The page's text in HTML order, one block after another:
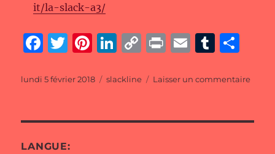
it/la-slack-a3/
F
c
b
o
T
it
r
Pi
te
st
Li
k
d
C
p
Li
P
n
E
ai
T
m
r
rt
g
Publié
lundi 5 février 2018 Catégories
slackline Laisser un commentairesur
LANGUE: